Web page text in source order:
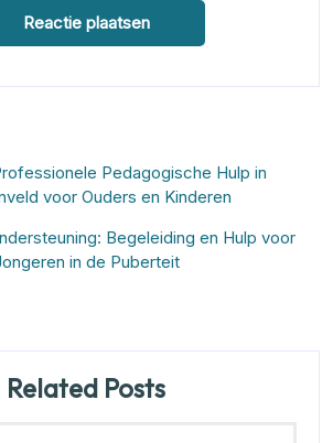
Pedagogische Hulp in
voor Ouders en Kinderen
Begeleiding en Hulp voor
in de Puberteit
Related Posts